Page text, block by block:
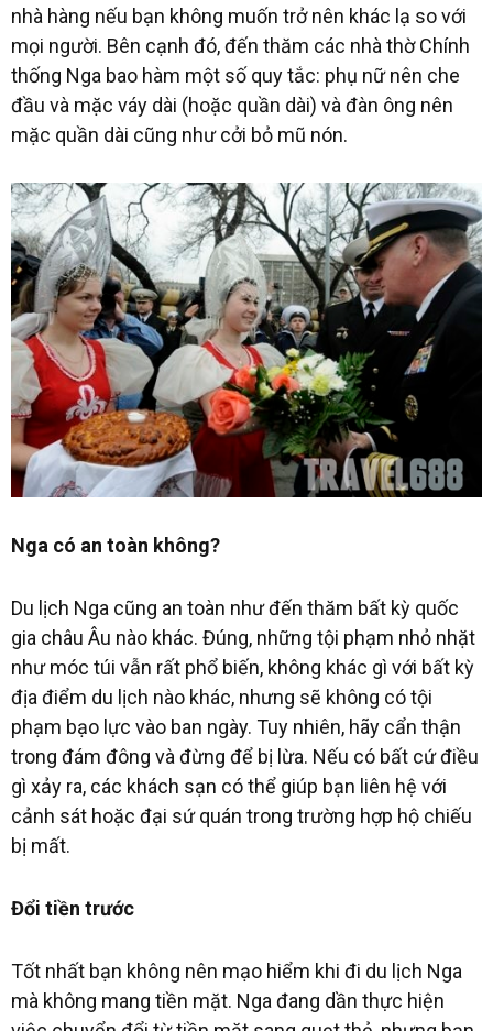
nhà hàng nếu bạn không muốn trở nên khác lạ so với
mọi người. Bên cạnh đó, đến thăm các nhà thờ Chính
thống Nga bao hàm một số quy tắc: phụ nữ nên che
đầu và mặc váy dài (hoặc quần dài) và đàn ông nên
mặc quần dài cũng như cởi bỏ mũ nón.
Nga có an toàn không?
Du lịch Nga cũng an toàn như đến thăm bất kỳ quốc
gia châu Âu nào khác. Đúng, những tội phạm nhỏ nhặt
như móc túi vẫn rất phổ biến, không khác gì với bất kỳ
địa điểm du lịch nào khác, nhưng sẽ không có tội
phạm bạo lực vào ban ngày. Tuy nhiên, hãy cẩn thận
trong đám đông và đừng để bị lừa. Nếu có bất cứ điều
gì xảy ra, các khách sạn có thể giúp bạn liên hệ với
cảnh sát hoặc đại sứ quán trong trường hợp hộ chiếu
bị mất.
Đổi tiền trước
Tốt nhất bạn không nên mạo hiểm khi đi du lịch Nga
mà không mang tiền mặt. Nga đang dần thực hiện